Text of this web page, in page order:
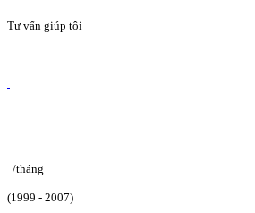
Tư vấn giúp tôi
/tháng
(1999 - 2007)